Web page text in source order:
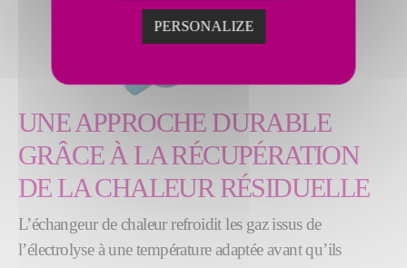
UNE APPROCHE DURABLE
GRÂCE À LA RÉCUPÉRATION
DE LA CHALEUR RÉSIDUELLE
L’échangeur de chaleur refroidit les gaz issus de
l’électrolyse à une température adaptée avant qu’ils
PERSONALIZE